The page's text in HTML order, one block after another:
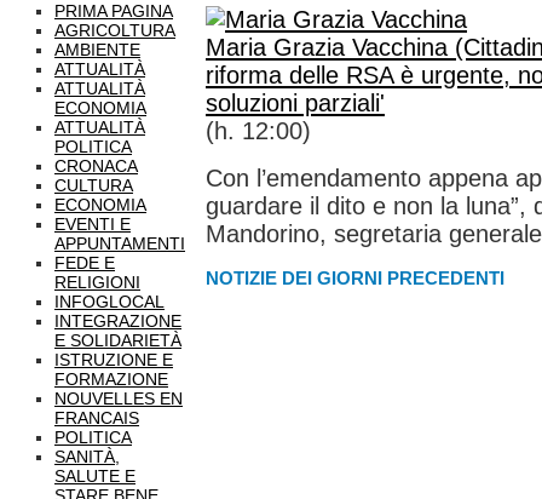
PRIMA PAGINA
AGRICOLTURA
AMBIENTE
ATTUALITÀ
ATTUALITÀ
ECONOMIA
ATTUALITÀ
POLITICA
CRONACA
CULTURA
ECONOMIA
EVENTI E
APPUNTAMENTI
FEDE E
RELIGIONI
INFOGLOCAL
INTEGRAZIONE
E SOLIDARIETÀ
ISTRUZIONE E
FORMAZIONE
NOUVELLES EN
FRANCAIS
POLITICA
SANITÀ,
SALUTE E
Maria Grazia Vacchina
riforma delle RSA è urgente,
soluzioni parziali'
(h. 12:00)
Con l’emendamento appena
guardare il dito e non la luna”,
Mandorino, segretaria
NOTIZIE DEI GIORNI PRECEDENTI